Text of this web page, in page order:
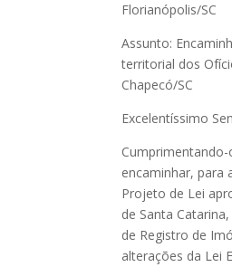
Florianópolis/SC
Assunto:
territorial dos
Chapecó/SC
Excelentíssimo
encaminhar, para
Projeto de Lei
de Santa
de Registro de
alterações da Lei